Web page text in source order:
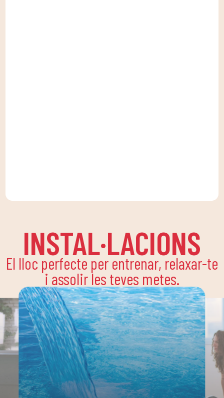
INSTAL·LACIONS
El lloc perfecte per entrenar, relaxar-te
i assolir les teves metes.